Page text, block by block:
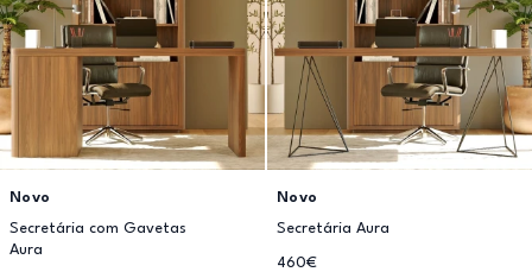
Novo
Secretária com Gavetas
Aura
Novo
Secretária Aura
460€